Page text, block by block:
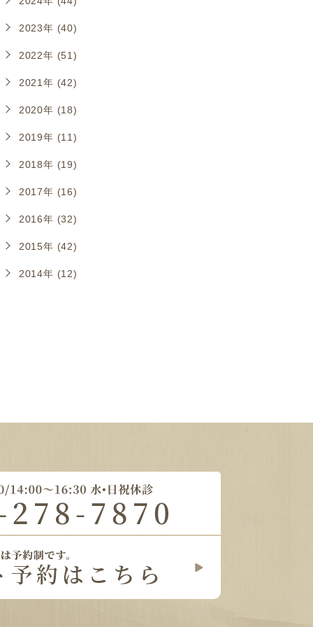
2023年 (40)
2022年 (51)
2021年 (42)
2020年 (18)
2019年 (11)
2018年 (19)
2017年 (16)
2016年 (32)
2015年 (42)
2014年 (12)